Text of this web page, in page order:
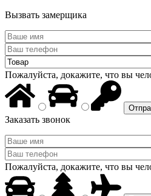
Вызвать замерщика
Пожалуйста, докажите, что вы
Заказать звонок
Пожалуйста, докажите, что вы